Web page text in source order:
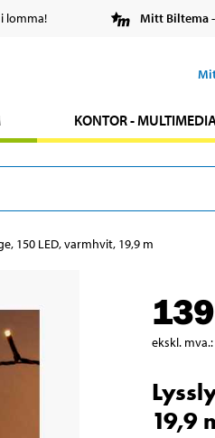
lomma! Mitt Biltema
KONTOR -
150 LED, varmhvit, 19,9 m
139
ekskl. mva.:
19,9